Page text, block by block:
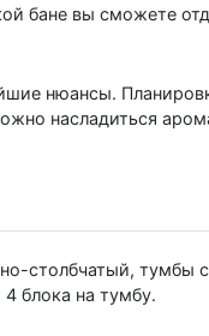
бане вы сможете
нюансы.
насладиться
столбчатый, тумбы
блока на тумбу.